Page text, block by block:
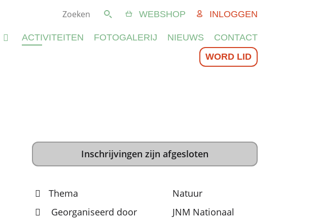
Zoeken
ACTIVITEITEN FOTOGALERIJ NIEUWS
CONTACT
WORD LID
WEBSHOP INLOGGEN
Inschrijvingen zijn afgesloten
Thema
Natuur
Georganiseerd door
JNM Nationaal